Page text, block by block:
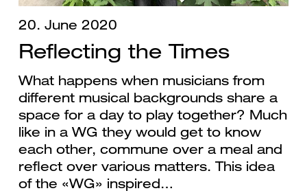
20. June 2020
Reflecting the Times
What happens when musicians from
different musical backgrounds share a
space for a day to play together? Much
like in a WG they would get to know
each other, commune over a meal and
reflect over various matters. This idea
of the «WG» inspired…